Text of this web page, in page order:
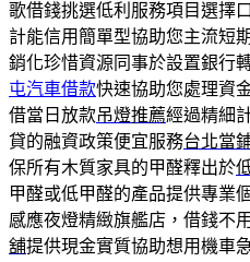
歌借錢挑選低利服務項目選擇
計能信用簡單型協助您主流短
銷化珍惜資源同事於設置銀行
屯汽車借款快速協助您處理資
借當日放款吊燈推薦經過精細
貸的融資政策便宜服務台北當
保所有木質家具的甲醛釋出於
甲醛或低甲醛的產品提供專業
感應夜燈精緻旗艦店，借錢不
舖提供現金實質協助想用機車